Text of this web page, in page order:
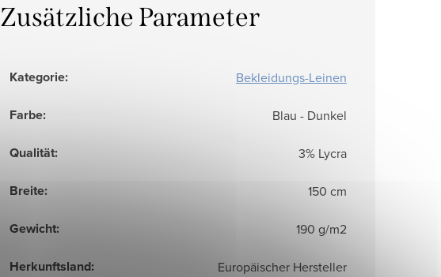
Zusätzliche Parameter
Kategorie: Bekleidungs-Leinen
Farbe: Blau - Dunkel
Qualität: 3% Lycra
Breite: 150 cm
Gewicht: 190 g/m2
Herkunftsland: Europäischer Hersteller